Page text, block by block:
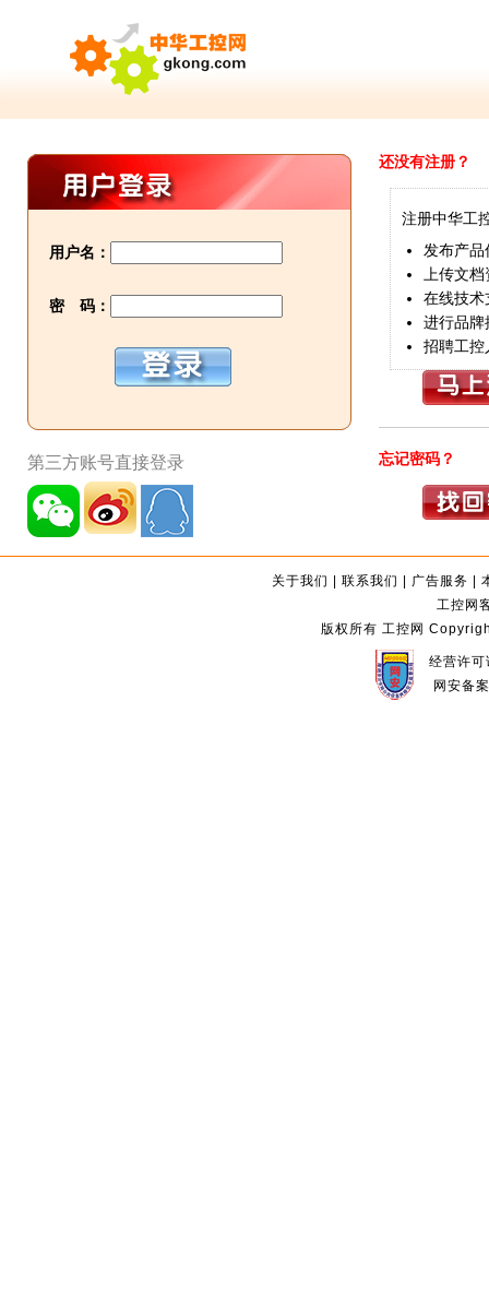
用户名：
密 码：
第三方账号直接登录
还没有注册？
注册中华工
发布产品
上传文档
在线技术
进行品牌
招聘工控
忘记密码？
关于我们 |联系我们 | 广告服务 |
工控网
版权所有 工控网
经营许
网安备